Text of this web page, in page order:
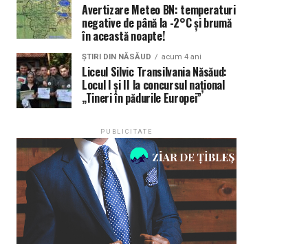
Avertizare Meteo BN: temperaturi
negative de până la -2°C și brumă
în această noapte!
ȘTIRI DIN NĂSĂUD acum 4 ani
Liceul Silvic Transilvania Năsăud:
Locul I și II la concursul național
„Tineri în pădurile Europei”
PUBLICITATE